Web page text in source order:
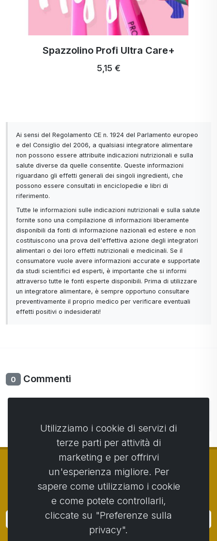
Spazzolino Profi Ultra Care+
5,15 €
Ai sensi del Regolamento CE n. 1924 del Parlamento europeo
e del Consiglio del 2006, a qualsiasi integratore alimentare
non possono essere attribuite indicazioni nutrizionali e sulla
salute diverse da quelle consentite. Queste informazioni
riguardano gli effetti generali dei singoli ingredienti, che
possono essere consultati in enciclopedie e libri di
riferimento.
Tutte le informazioni sulle indicazioni nutrizionali e sulla salute
fornite sono una compilazione di informazioni liberamente
disponibili da fonti di informazione nazionali ed estere e non
costituiscono una prova dell'effettiva azione degli integratori
alimentari o dei loro effetti nutrizionali e medicinali. Se il
consumatore vuole avere informazioni accurate e supportate
da studi scientifici ed esperti, è importante che si informi
attraverso tutte le fonti esperte disponibili. Prima di utilizzare
un integratore alimentare, è sempre opportuno consultare
preventivamente il proprio medico per verificare eventuali
effetti positivi o indesiderati!
0 Commenti
© Copyright 2014 - 2026 Activstar
Utilizziamo i cookie di servizi di
terze parti per attività di
marketing e per offrirvi
un'esperienza migliore. Per
sapere come utilizziamo i cookie
e come potete controllarli,
cliccate su "Preferenze sulla
privacy".